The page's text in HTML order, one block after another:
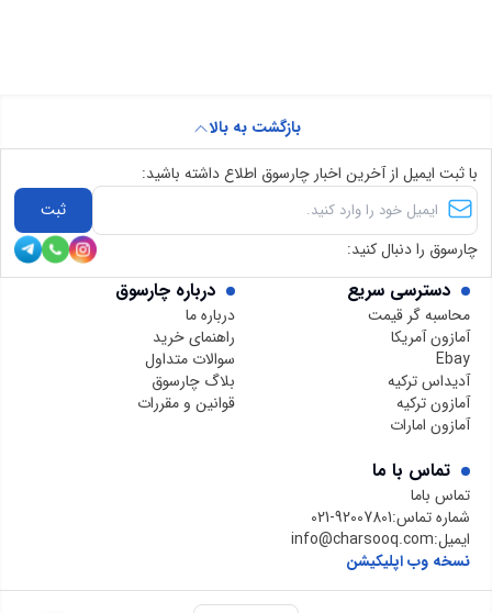
دسترسی سریع
محاسبه گر قیمت
آمازون آمریکا
Ebay
آدیداس ترکیه
آمازون ترکیه
آمازون امارات
درباره چارسوق
درباره ما
راهنمای خرید
سوالات متداول
بلاگ چارسوق
قوانین و مقررات
تماس با ما
تماس باما
شماره تماس:021-92007801
ایمیل:info@charsooq.com
نسخه وب اپلیکیشن
بازگشت به بالا
با ثبت ایمیل از آخرین اخبار چارسوق اطلاع داشته باشید:
ثبت
چارسوق را دنبال کنید: